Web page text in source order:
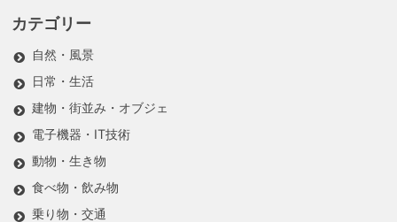
カテゴリー
自然・風景
日常・生活
建物・街並み・オブジェ
電子機器・IT技術
動物・生き物
食べ物・飲み物
乗り物・交通